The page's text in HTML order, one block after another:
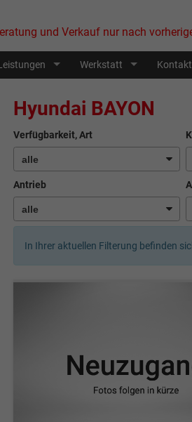
und Verkauf nur nach
Werkstatt Kontakt
Hyundai BAYON
Verfügbarkeit, Art
Antrieb
In Ihrer aktuellen Filterung befinden